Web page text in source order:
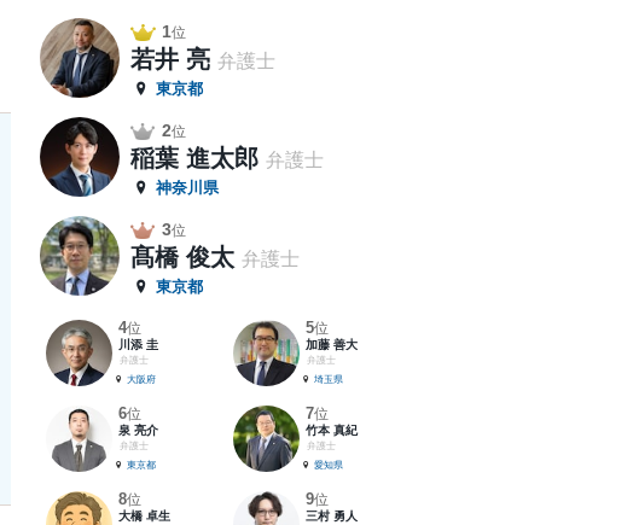
1位
若井 亮 弁護士
東京都
2位
稲葉 進太郎 弁護士
神奈川県
3位
髙橋 俊太 弁護士
東京都
4位
川添 圭
弁護士
大阪府
5位
加藤 善大
弁護士
埼玉県
6位
泉 亮介
弁護士
東京都
7位
竹本 真紀
弁護士
愛知県
8位
大橋 卓生
9位
三村 勇人